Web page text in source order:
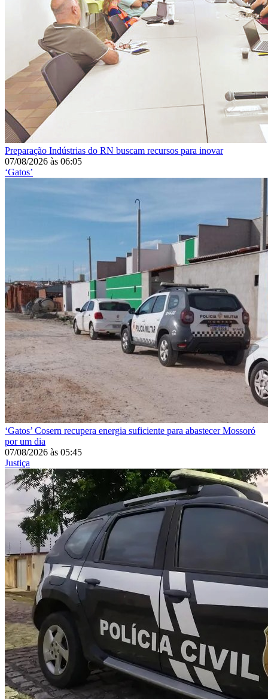
Preparação Indústrias do RN buscam recursos para inovar
07/08/2026 às 06:05
‘Gatos’
‘Gatos’ Cosern recupera energia suficiente para abastecer Mossoró
por um dia
07/08/2026 às 05:45
Justiça